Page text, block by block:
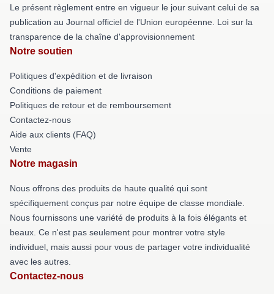
Le présent règlement entre en vigueur le jour suivant celui de sa
publication au Journal officiel de l'Union européenne. Loi sur la
transparence de la chaîne d'approvisionnement
Notre soutien
Politiques d'expédition et de livraison
Conditions de paiement
Politiques de retour et de remboursement
Contactez-nous
Aide aux clients (FAQ)
Vente
Notre magasin
Nous offrons des produits de haute qualité qui sont
spécifiquement conçus par notre équipe de classe mondiale.
Nous fournissons une variété de produits à la fois élégants et
beaux. Ce n'est pas seulement pour montrer votre style
individuel, mais aussi pour vous de partager votre individualité
avec les autres.
Contactez-nous